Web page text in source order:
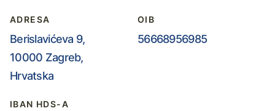
ADRESA
Berislavićeva 9,
10000 Zagreb,
Hrvatska
OIB
56668956985
IBAN HDS-A